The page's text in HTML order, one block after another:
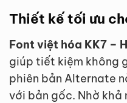
Thiết kế tối ưu
Font việt hóa KK7 –
giúp tiết kiệm không
phiên bản Alternate
với bản gốc. Nhờ khả